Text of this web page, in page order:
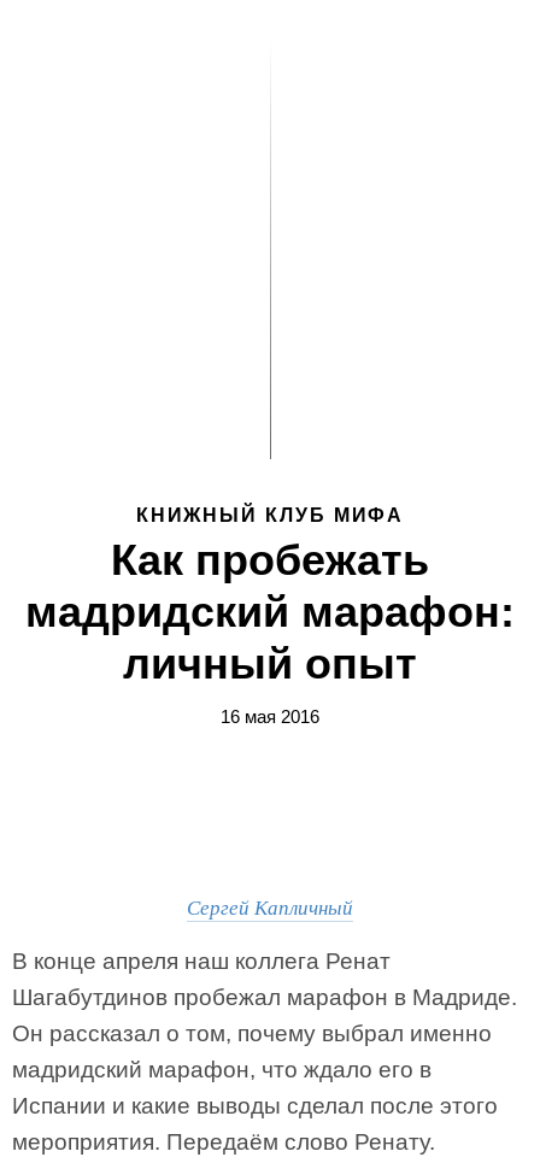
КНИЖНЫЙ КЛУБ МИФА
Как пробежать
мадридский марафон:
личный опыт
16 мая 2016
Сергей Капличный
В конце апреля наш коллега Ренат
Шагабутдинов пробежал марафон в Мадриде.
Он рассказал о том, почему выбрал именно
мадридский марафон, что ждало его в
Испании и какие выводы сделал после этого
мероприятия. Передаём слово Ренату.